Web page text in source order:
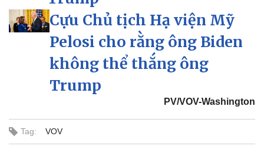
Cựu Chủ tịch Hạ viện Mỹ
Pelosi cho rằng ông Biden
không thể thắng ông
Trump
PV/VOV-Washington
Tag: VOV